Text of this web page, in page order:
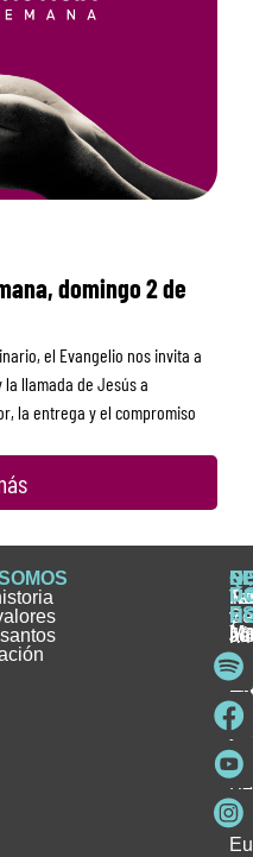
domingo 2 de
el Evangelio nos invita a
llamada de Jesús a
la entrega y el compromiso
e
y
y